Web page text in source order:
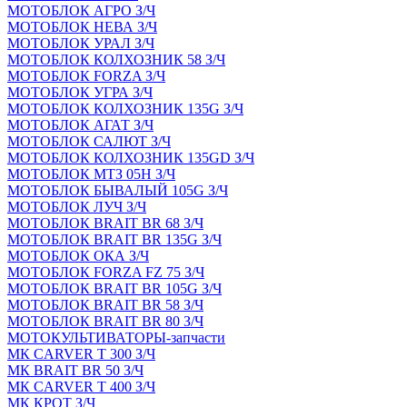
МОТОБЛОК АГРО З/Ч
МОТОБЛОК НЕВА З/Ч
МОТОБЛОК УРАЛ З/Ч
МОТОБЛОК КОЛХОЗНИК 58 З/Ч
МОТОБЛОК FORZA З/Ч
МОТОБЛОК УГРА З/Ч
МОТОБЛОК КОЛХОЗНИК 135G З/Ч
МОТОБЛОК АГАТ З/Ч
МОТОБЛОК САЛЮТ З/Ч
МОТОБЛОК КОЛХОЗНИК 135GD З/Ч
МОТОБЛОК МТЗ 05Н З/Ч
МОТОБЛОК БЫВАЛЫЙ 105G З/Ч
МОТОБЛОК ЛУЧ З/Ч
МОТОБЛОК BRAIT BR 68 З/Ч
МОТОБЛОК BRAIT BR 135G З/Ч
МОТОБЛОК ОКА З/Ч
МОТОБЛОК FORZA FZ 75 З/Ч
МОТОБЛОК BRAIT BR 105G З/Ч
МОТОБЛОК BRAIT BR 58 З/Ч
МОТОБЛОК BRAIT BR 80 З/Ч
МОТОКУЛЬТИВАТОРЫ-запчасти
МК CARVER Т 300 З/Ч
МК BRAIT BR 50 З/Ч
МК CARVER Т 400 З/Ч
МК КРОТ З/Ч